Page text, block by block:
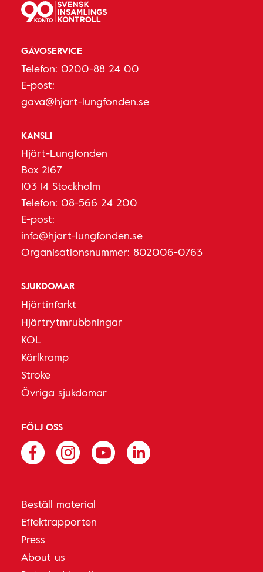
GÅVOSERVICE
Telefon: 0200-88 24 00
E-post:
gava@hjart-lungfonden.se
KANSLI
Hjärt-Lungfonden
Box 2167
103 14 Stockholm
Telefon: 08-566 24 200
E-post:
info@hjart-lungfonden.se
Organisationsnummer: 802006-0763
SJUKDOMAR
Hjärtinfarkt
Hjärtrytmrubbningar
KOL
Kärlkramp
Stroke
Övriga sjukdomar
FÖLJ OSS
Beställ material
Effektrapporten
Press
About us